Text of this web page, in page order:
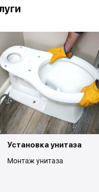
Установка унитаза
Монтаж унитаза